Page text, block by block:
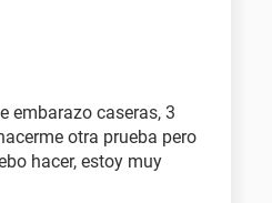
embarazo caseras, 3
otra prueba pero
hacer, estoy muy